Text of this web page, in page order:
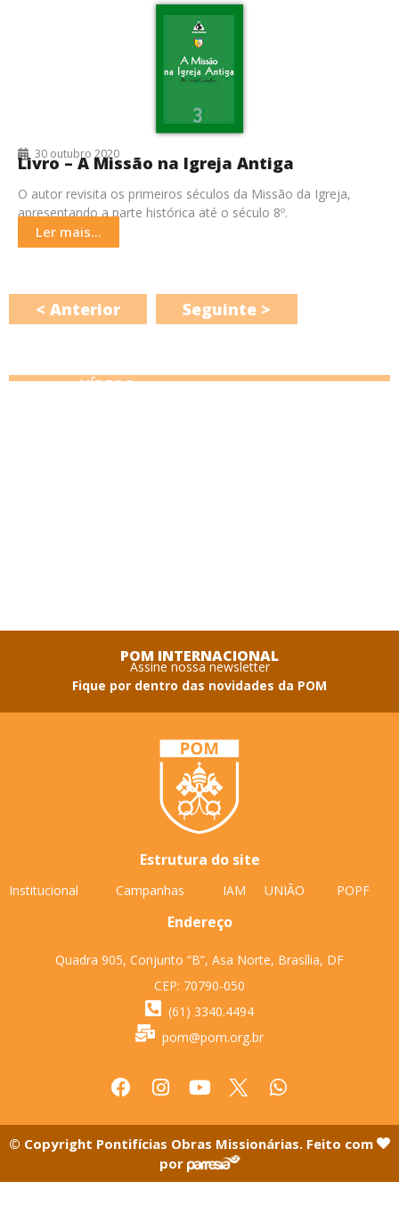
30 outubro 2020
Livro – A Missão na Igreja Antiga
O autor revisita os primeiros séculos da Missão da Igreja,
apresentando a parte histórica até o século 8º.
Ler mais...
< Anterior Seguinte >
VÍDEOS
POM INTERNACIONAL
Assine nossa newsletter
Fique por dentro das novidades da POM
Estrutura do site
Institucional Campanhas IAM UNIÃO POPF
Endereço
Quadra 905, Conjunto “B”, Asa Norte, Brasília, DF
CEP: 70790-050
(61) 3340.4494
pom@pom.org.br
© Copyright Pontifícias Obras Missionárias. Feito com
por